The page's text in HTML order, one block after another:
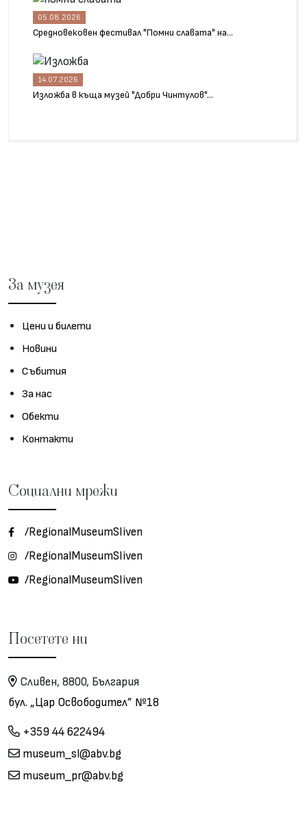
05.08.2026
Средновековен фестивал "Помни славата" на...
14.07.2026
Изложба в къща музей "Добри Чинтулов"...
За музея
Цени и билети
Новини
Събития
За нас
Обекти
Контакти
Социални мрежи
/RegionalMuseumSliven
/RegionalMuseumSliven
/RegionalMuseumSliven
Посетете ни
Сливен, 8800, България
бул. „Цар Освободител” №18
+359 44 622494
museum_sl@abv.bg
museum_pr@abv.bg